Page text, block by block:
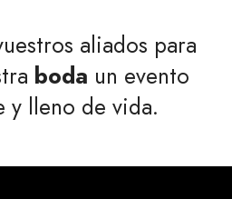
aliados para
boda un evento
y lleno de vida.